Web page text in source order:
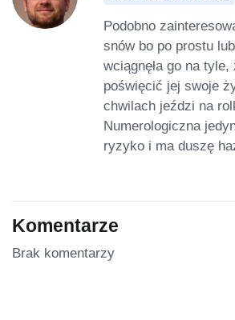
Podobno
snów bo po prostu
wciągnęła go na tyle,
poświęcić jej swoje
chwilach jeździ na
Numerologiczna
ryzyko i ma duszę
Komentarze
Brak komentarzy